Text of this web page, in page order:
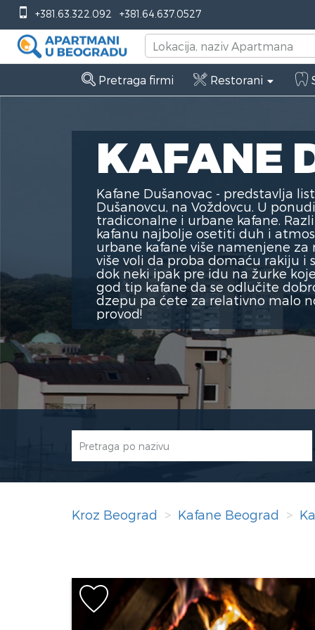
+381.63.322.092 +381.64.637.0527
KAFANE
Kafane Dušanovac - predstavlja
Dušanovcu, na Voždovcu. U
tradiconalne i urbane kafane.
kafanu najbolje osetiti duh i
urbane kafane više namenjene
više voli da proba domaću rakiju
dok neki ipak pre idu na žurke
god tip kafane da se odlučite
dzepu pa ćete za relativno malo
provod!
Pretraga firmi Restorani
Kroz Beograd Kafane Beograd